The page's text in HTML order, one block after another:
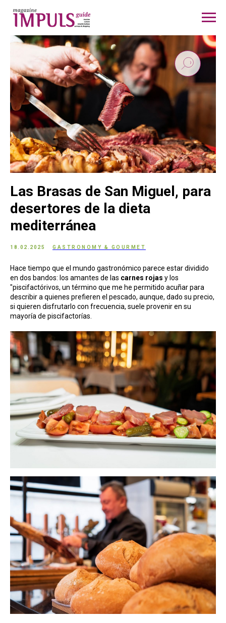
Las Brasas de San Miguel, para
desertores de la dieta
mediterránea
18.02.2025 GASTRONOMY & GOURMET
Hace tiempo que el mundo gastronómico parece estar dividido
en dos bandos: los amantes de las carnes rojas y los
"piscifactórivos, un término que me he permitido acuñar para
describir a quienes prefieren el pescado, aunque, dado su precio,
si quieren disfrutarlo con frecuencia, suele provenir en su
mayoría de piscifactorías.